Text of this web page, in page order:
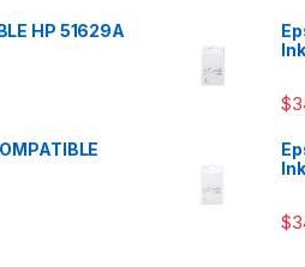
HP 51629A
$
$